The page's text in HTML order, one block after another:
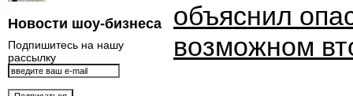
Новости шоу-бизнеса
Подпишитесь на нашу
рассылку
объяснил
возможном